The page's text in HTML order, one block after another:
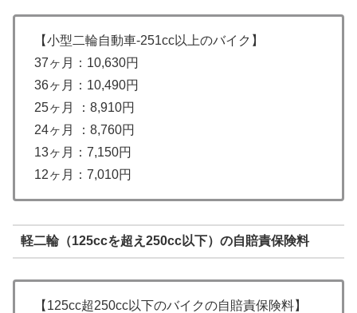
【小型二輪自動車-251cc以上のバイク】
37ヶ月：10,630円
36ヶ月：10,490円
25ヶ月 ：8,910円
24ヶ月 ：8,760円
13ヶ月：7,150円
12ヶ月：7,010円
軽二輪（125ccを超え250cc以下）の自賠責保険料
【125cc超250cc以下のバイクの自賠責保険料】